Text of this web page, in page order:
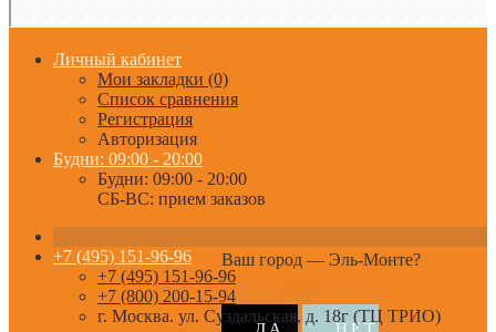
Личный кабинет
Мои закладки (0)
Список сравнения
Регистрация
Авторизация
Будни: 09:00 - 20:00
Будни: 09:00 - 20:00
СБ-ВС: прием заказов
Ваш город — Эль-Монте?
+7 (495) 151-96-96
+7 (495) 151-96-96
+7 (800) 200-15-94
г. Москва. ул. Суздальская, д. 18г (ТЦ ТРИО)